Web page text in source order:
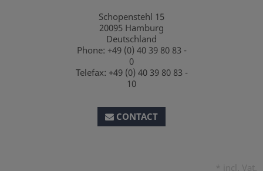
Schopenstehl 15
20095 Hamburg
Deutschland
Phone: +49 (0) 40 39 80 83 -
0
Telefax: +49 (0) 40 39 80 83 -
10
CONTACT